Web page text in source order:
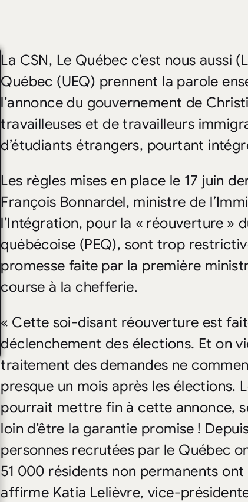
La CSN, Le Québec c’est nous aussi
Québec (UEQ) prennent la parole
l’annonce du gouvernement de
travailleuses et de travailleurs
d’étudiants étrangers, pourtant
Les règles mises en place le 17 juin
François Bonnardel, ministre de
l’Intégration, pour la « réouverture »
québécoise (PEQ), sont trop
promesse faite par la première
course à la chefferie.
« Cette soi-disant réouverture est
déclenchement des élections. Et on
traitement des demandes ne
presque un mois après les élections.
pourrait mettre fin à cette annonce,
loin d’être la garantie promise !
personnes recrutées par le Québec
51 000 résidents non permanents
affirme Katia Lelièvre, vice-